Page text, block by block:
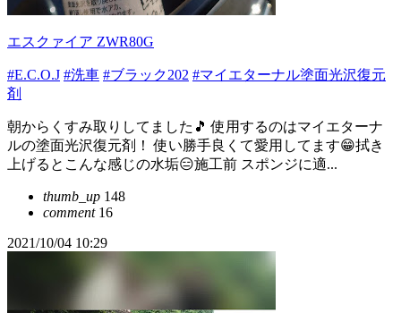
エスクァイア ZWR80G
#E.C.O.J #洗車 #ブラック202 #マイエターナル塗面光沢復元
剤
朝からくすみ取りしてました🎵 使用するのはマイエターナ
ルの塗面光沢復元剤！ 使い勝手良くて愛用してます😁拭き
上げるとこんな感じの水垢😑施工前 スポンジに適...
thumb_up 148
comment16
2021/10/04 10:29